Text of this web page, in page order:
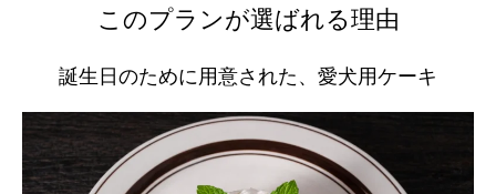
このプランが選ばれる理由
誕生日のために用意された、愛犬用ケーキ